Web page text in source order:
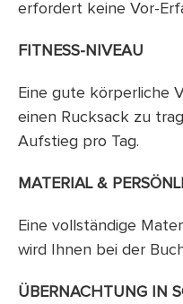
erfordert keine Vor-
FITNESS-NIVEAU
Eine gute körperliche
einen Rucksack zu
Aufstieg pro Tag.
MATERIAL &
Eine vollständige
wird Ihnen bei der
ÜBERNACHTUNG IN